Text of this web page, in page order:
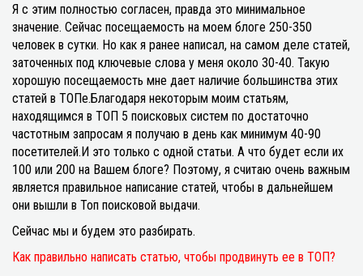
Я с этим полностью согласен, правда это минимальное
значение. Сейчас посещаемость на моем блоге 250-350
человек в сутки. Но как я ранее написал, на самом деле статей,
заточенных под ключевые слова у меня около 30-40. Такую
хорошую посещаемость мне дает наличие большинства этих
статей в ТОПе.Благодаря некоторым моим статьям,
находящимся в ТОП 5 поисковых систем по достаточно
частотным запросам я получаю в день как минимум 40-90
посетителей.И это только с одной статьи. А что будет если их
100 или 200 на Вашем блоге? Поэтому, я считаю очень важным
является правильное написание статей, чтобы в дальнейшем
они вышли в Топ поисковой выдачи.
Сейчас мы и будем это разбирать.
Как правильно написать статью, чтобы продвинуть ее в ТОП?